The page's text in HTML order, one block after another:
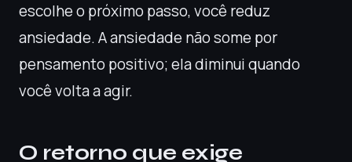
escolhe o próximo passo, você reduz
ansiedade. A ansiedade não some por
pensamento positivo; ela diminui quando
você volta a agir.
O retorno que exige